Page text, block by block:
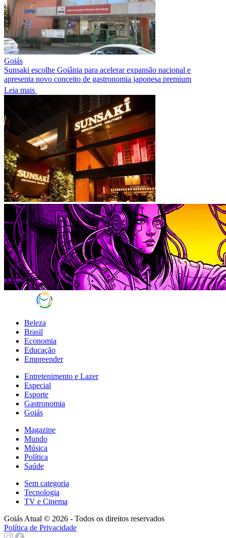
Goiás
Sunsaki escolhe Goiânia para acelerar expansão nacional e
apresenta novo conceito de gastronomia japonesa premium
Leia mais
Beleza
Brasil
Economia
Educação
Empreender
Entretenimento e Lazer
Especial
Esporte
Gastronomia
Goiás
Magazine
Mundo
Música
Política
Saúde
Sem categoria
Tecnologia
TV e Cinema
Goiás Atual © 2026 - Todos os direitos reservados
Política de Privacidade